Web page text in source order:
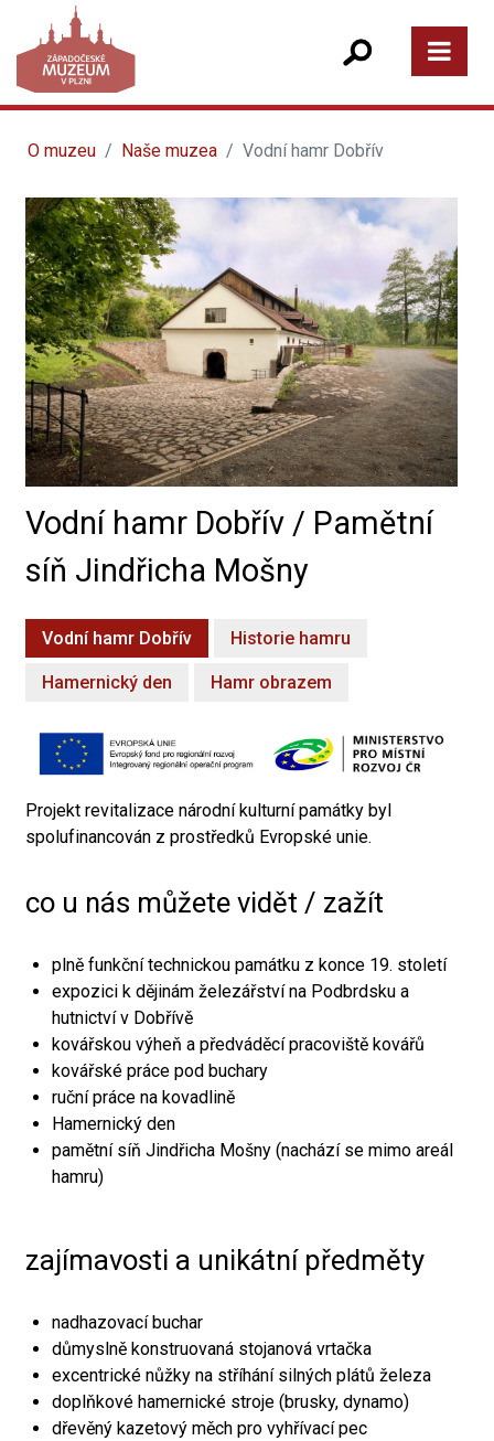
O muzeu Naše muzea Vodní hamr Dobřív
Vodní hamr Dobřív / Pamětní
síň Jindřicha Mošny
Vodní hamr Dobřív Historie hamru
Hamernický den Hamr obrazem
Projekt revitalizace národní kulturní památky byl
spolufinancován z prostředků Evropské unie.
co u nás můžete vidět / zažít
plně funkční technickou památku z konce 19. století
expozici k dějinám železářství na Podbrdsku a
hutnictví v Dobřívě
kovářskou výheň a předváděcí pracoviště kovářů
kovářské práce pod buchary
ruční práce na kovadlině
Hamernický den
pamětní síň Jindřicha Mošny (nachází se mimo areál
hamru)
zajímavosti a unikátní předměty
nadhazovací buchar
důmyslně konstruovaná stojanová vrtačka
excentrické nůžky na stříhání silných plátů železa
doplňkové hamernické stroje (brusky, dynamo)
dřevěný kazetový měch pro vyhřívací pec